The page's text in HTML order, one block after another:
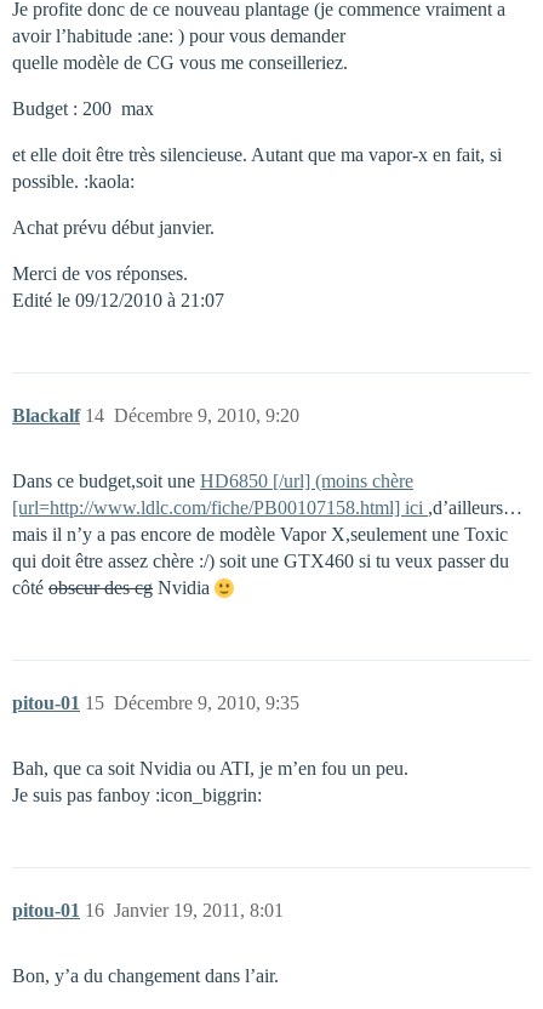
Je profite donc de ce nouveau plantage (je commence vraiment a
avoir l’habitude :ane: ) pour vous demander
quelle modèle de CG vous me conseilleriez.
Budget : 200  max
et elle doit être très silencieuse. Autant que ma vapor-x en fait, si
possible. :kaola:
Achat prévu début janvier.
Merci de vos réponses.
Edité le 09/12/2010 à 21:07
Blackalf Décembre 9, 2010, 9:20
14
Dans ce budget,soit une HD6850 [/url] (moins chère
[url=http://www.ldlc.com/fiche/PB00107158.html] ici ,d’ailleurs…
mais il n’y a pas encore de modèle Vapor X,seulement une Toxic
qui doit être assez chère :/) soit une GTX460 si tu veux passer du
côté obscur des cg Nvidia
pitou-01 Décembre 9, 2010, 9:35
15
Bah, que ca soit Nvidia ou ATI, je m’en fou un peu.
Je suis pas fanboy :icon_biggrin:
pitou-01 Janvier 19, 2011, 8:01
16
Bon, y’a du changement dans l’air.